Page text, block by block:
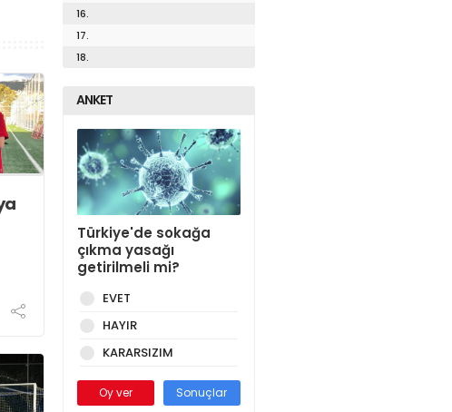
16.
17.
18.
ANKET
Türkiye'de sokağa
çıkma yasağı
getirilmeli mi?
EVET
HAYIR
KARARSIZIM
Oy ver Sonuçlar